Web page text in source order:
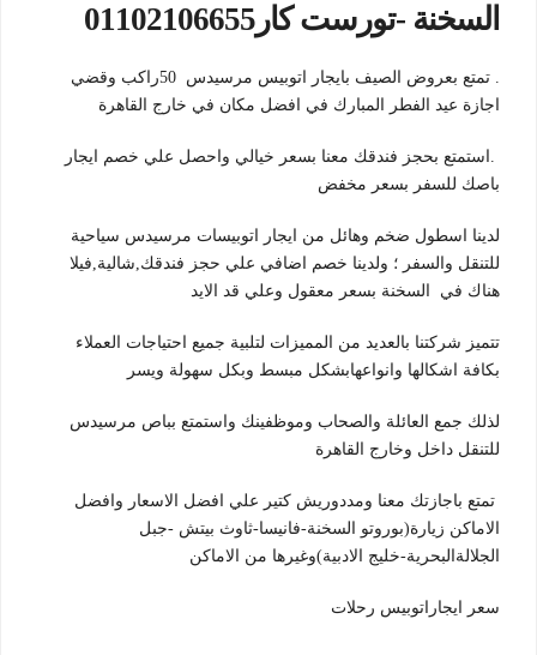
السخنة -تورست كار01102106655
. تمتع بعروض الصيف بايجار اتوبيس مرسيدس 50راكب وقضي
اجازة عيد الفطر المبارك في افضل مكان في خارج القاهرة
.استمتع بحجز فندقك معنا بسعر خيالي واحصل علي خصم ايجار
باصك للسفر بسعر مخفض
لدينا اسطول ضخم وهائل من ايجار اتوبيسات مرسيدس سياحية
للتنقل والسفر ؛ ولدينا خصم اضافي علي حجز فندقك,شالية,فيلا
هناك في السخنة بسعر معقول وعلي قد الايد
تتميز شركتنا بالعديد من المميزات لتلبية جميع احتياجات العملاء
بكافة اشكالها وانواعهابشكل مبسط وبكل سهولة ويسر
لذلك جمع العائلة والصحاب وموظفينك واستمتع بباص مرسيدس
للتنقل داخل وخارج القاهرة
تمتع باجازتك معنا ومددوريش كتير علي افضل الاسعار وافضل
الاماكن زيارة(بوروتو السخنة-فانيسا-ثاوث بيتش -جبل
الجلالةالبحرية-خليج الادبية)وغيرها من الاماكن
سعر ايجاراتوبيس رحلات